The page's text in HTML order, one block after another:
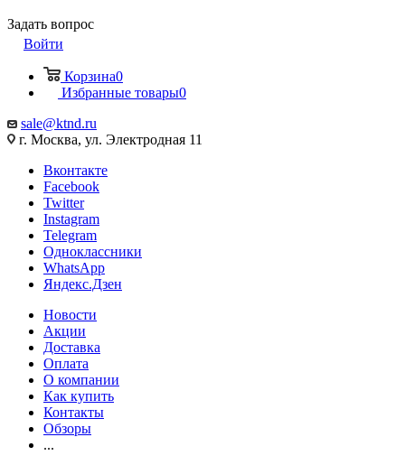
Задать вопрос
Войти
Корзина0
Избранные товары0
sale@ktnd.ru
г. Москва, ул. Электродная 11
Вконтакте
Facebook
Twitter
Instagram
Telegram
Одноклассники
WhatsApp
Яндекс.Дзен
Новости
Акции
Доставка
Оплата
О компании
Как купить
Контакты
Обзоры
...